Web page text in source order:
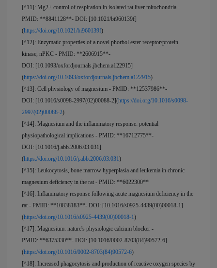
[^11]: Mg2+ control of respiration in isolated rat liver mitochondria -
PMID: **8841128**- DOI: [10.1021/bi960139f]
(https://doi.org/10.1021/bi960139f)
[^12]: Enzymatic properties of a novel phorbol ester receptor/protein
kinase, nPKC - PMID: **2606915**-
DOI: [10.1093/oxfordjournals.jbchem.a122915]
(https://doi.org/10.1093/oxfordjournals.jbchem.a122915)
[^13]: Cell physiology of magnesium - PMID: **12537986**-
DOI: [10.1016/s0098-2997(02)00088-2](https://doi.org/10.1016/s0098-
2997(02)00088-2)
[^14]: Magnesium and the inflammatory response: potential
physiopathological implications - PMID: **16712775**-
DOI: [10.1016/j.abb.2006.03.031]
(https://doi.org/10.1016/j.abb.2006.03.031)
[^15]: Leukocytosis, bone marrow hyperplasia and leukemia in chronic
magnesium deficiency in the rat - PMID: **6022300**
[^16]: Inflammatory response following acute magnesium deficiency in the
rat - PMID: **10838183**- DOI: [10.1016/s0925-4439(00)00018-1]
(https://doi.org/10.1016/s0925-4439(00)00018-1)
[^17]: Magnesium: nature's physiologic calcium blocker -
PMID: **6375330**- DOI: [10.1016/0002-8703(84)90572-6]
(https://doi.org/10.1016/0002-8703(84)90572-6)
[^18]: Increased phagocytosis and production of reactive oxygen species by